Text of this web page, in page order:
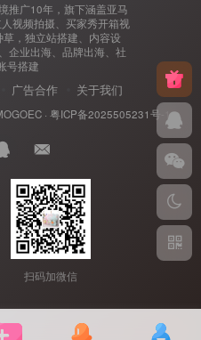
推广10年，旗下涵盖亚马
视频拍摄、买家秀开箱视
，独立站搭建、内容设
企业出海、品牌出海、社
号搭建
广告合作 关于我们
· 粤ICP备2025505231号-1.
扫码加微信